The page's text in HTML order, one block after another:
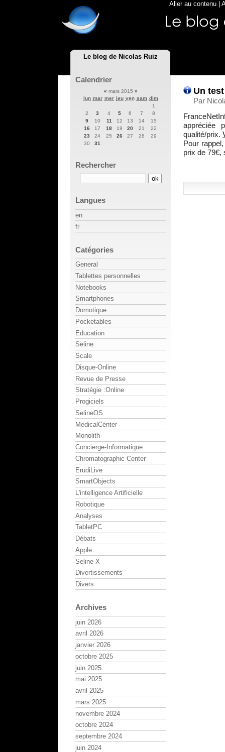
Le blog de Nicolas Ruiz
Aller au contenu
Un
Par
appréciée
qualité/prix.
Pour
prix de 79€,
Calendrier
« mars 2015 »
lun mar mer jeu ven sam dim
1
2
3 4 5 6 7
8
9
10 11 12 13 14
15
16
17 18 19 20 21
22
23
24 25 26 27 28
29
30
31
Rechercher
Langues
en
fr
Catégories
General
Tablettes personnelles
Notebooks
Smartphones
Domotique
Pocketables
Education
Seline
Scale
Disque-Online
Revue de Presse
Stratégie :Online
Progiciels
SelineOS
MedicalCenter
Monolith
Concierge-Informatique
Chromatographic Center
ErudiLive
SmartObjects
L'intelligence Artificielle
Robotique
Analyses
TabletPC
Débats
Apple
Seline X
Divertissements
Divers
Archives
juin 2026
avril 2026
janvier 2026
octobre 2025
juin 2025
mai 2025
avril 2025
mars 2025
novembre 2024
octobre 2024
septembre 2024
juin 2024